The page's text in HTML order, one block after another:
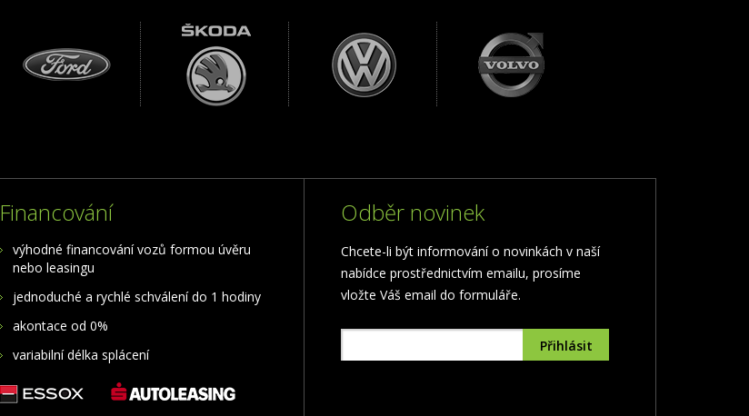
Financování
výhodné financování vozů formou úvěru
nebo leasingu
jednoduché a rychlé schválení do 1 hodiny
akontace od 0%
variabilní délka splácení
Odběr novinek
Chcete-li být informování o novinkách v naší
nabídce prostřednictvím emailu, prosíme
vložte Váš email do formuláře.